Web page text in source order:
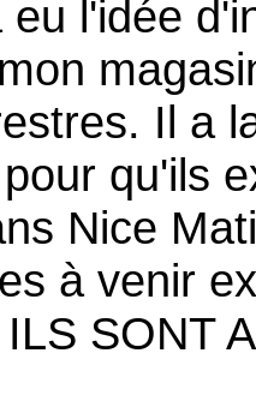
eu l'idée
Il a
qu'ils
Nice
à venir
SONT